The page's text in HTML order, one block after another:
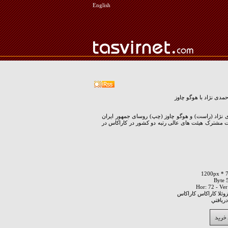
English
نژاد با هوگو چاوز
نژاد (راست) و هوگو چاوز (چپ) روسای جمهور ایران
مشترک هیئت های عالی رتبه دو کشور در کاراکاس در
کاراکاس کاراکاس